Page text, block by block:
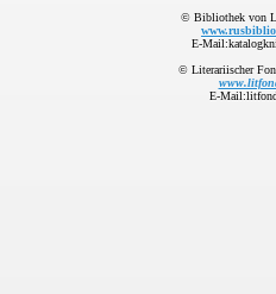
© Bibliothek von
E-
© Literariischer
E-